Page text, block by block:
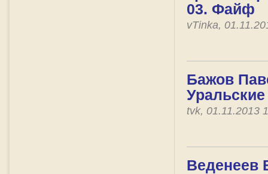
03. Файф
vTinka,
Бажов
tvk, 01.11.2013
Веденеев